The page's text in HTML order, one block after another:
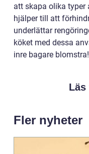
att skapa olika typer
hjälper till att
underlättar
köket med dessa
inre bagare blomstra!
Fler nyheter